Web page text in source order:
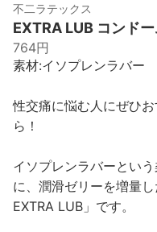
不二ラテックス
EXTRA LUB コンド
764円
素材:イソプレンラバー
性交痛に悩む人にぜひ
ら！
イソプレンラバーとい
に、潤滑ゼリーを増量
EXTRA LUB」です。